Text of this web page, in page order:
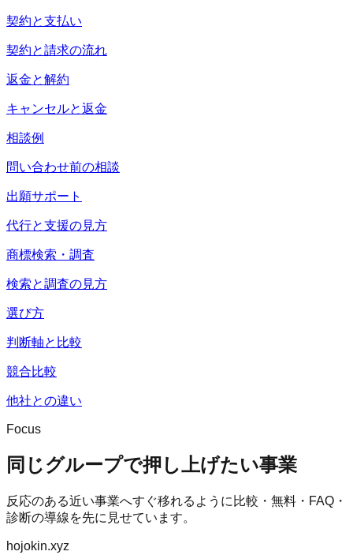
契約と支払い
契約と請求の流れ
返金と解約
キャンセルと返金
相談例
問い合わせ前の相談
出願サポート
代行と支援の見方
商標検索・調査
検索と調査の見方
選び方
判断軸と比較
競合比較
他社との違い
Focus
同じグループで押し上げたい事業
反応のある近い事業へすぐ移れるように比較・無料・FAQ・
診断の導線を先に見せています。
hojokin.xyz